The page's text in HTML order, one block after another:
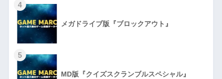
4
メガドライブ版『ブロックアウト』
5
MD版『クイズスクランブルスペシャル』